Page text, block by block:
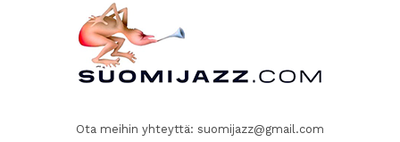
Ota meihin yhteyttä: suomijazz@gmail.com